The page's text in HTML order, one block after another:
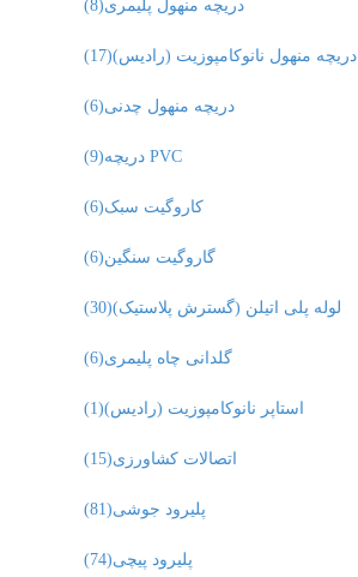
(8)دریچه منهول پلیمری
(17)دریچه منهول نانوکامپوزیت (رادیس)
(6)دریچه منهول چدنی
(9) دریچه PVC
(6)کاروگیت سبک
(6)گاروگیت سنگین
(30)لوله پلی اتیلن (گسترش پلاستیک)
(6)گلدانی چاه پلیمری
(1)استاپر نانوکامپوزیت (رادیس)
(15)اتصالات کشاورزی
(81)پلیرود جوشی
(74)پلیرود پیچی